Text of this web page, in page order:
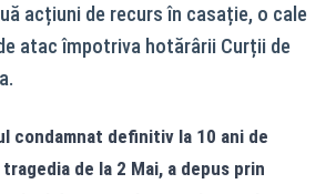
acțiuni de recurs în casație, o cale
atac împotriva hotărârii Curții de
condamnat definitiv la 10 ani de
de la 2 Mai, a depus prin